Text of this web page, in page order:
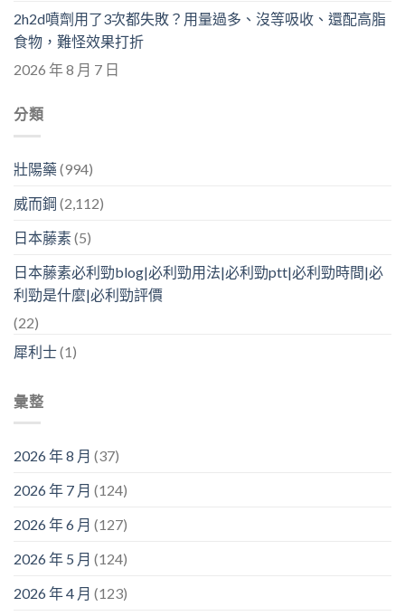
2h2d噴劑用了3次都失敗？用量過多、沒等吸收、還配高脂
食物，難怪效果打折
2026 年 8 月 7 日
分類
壯陽藥(994)
威而鋼 (2,112)
日本藤素(5)
日本藤素必利勁blog|必利勁用法|必利勁ptt|必利勁時間|必
利勁是什麼|必利勁評價
(22)
犀利士(1)
彙整
2026 年 8 月 (37)
2026 年 7 月 (124)
2026 年 6 月 (127)
2026 年 5 月 (124)
2026 年 4 月 (123)